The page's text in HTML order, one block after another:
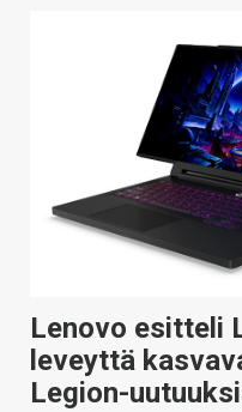
VAIHDA TEEMA
Lenovo esitteli
leveyttä
Legion-